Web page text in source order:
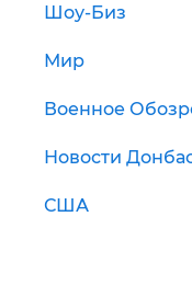
Шоу-Биз
Мир
Военное
Новости
США